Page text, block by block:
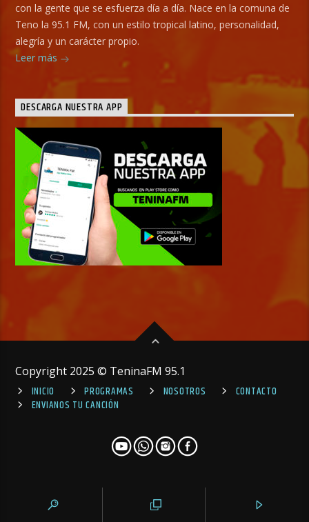
con la gente que se esfuerza día a día. Nace en la comuna de
Teno la 95.1 FM, con un estilo tropical latino, personalidad,
alegría y un carácter propio.
Leer más
DESCARGA NUESTRA APP
Copyright 2025 © TeninaFM 95.1
INICIO
PROGRAMAS NOSOTROS
CONTACTO
ENVIANOS TU CANCIÓN